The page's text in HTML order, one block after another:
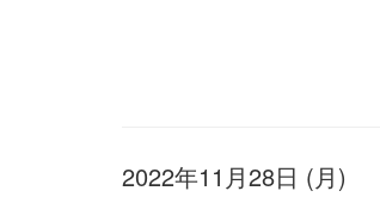
2022年11月28日 (月)